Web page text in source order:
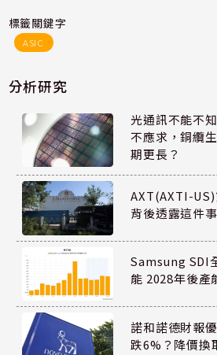
標籤關鍵字
ASIC
分析研究
光通訊不能不
不應求，銅纜
期更長？
AXT(AXTI-US)
背後透露這件事
Samsung SDI
能 2028年後產
諾和諾德財報
跌6%？降價換